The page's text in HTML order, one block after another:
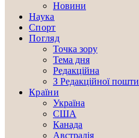
Новини
Наука
Спорт
Погляд
Точка зору
Тема дня
Редакційна
З Редакційної пошти
Країни
Україна
США
Канада
Австралія